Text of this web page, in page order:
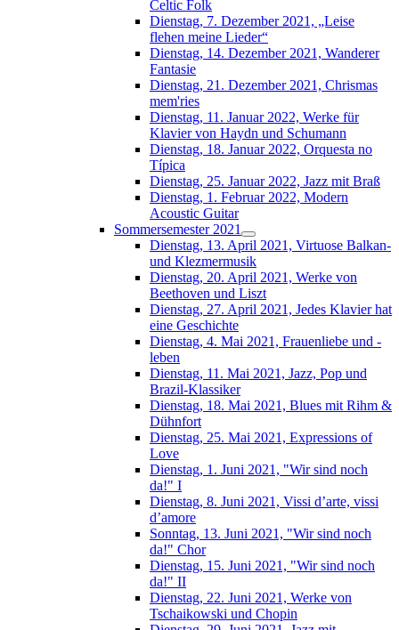
Celtic Folk
Dienstag, 7. Dezember 2021, „Leise
flehen meine Lieder“
Dienstag, 14. Dezember 2021, Wanderer
Fantasie
Dienstag, 21. Dezember 2021, Chrismas
mem'ries
Dienstag, 11. Januar 2022, Werke für
Klavier von Haydn und Schumann
Dienstag, 18. Januar 2022, Orquesta no
Típica
Dienstag, 25. Januar 2022, Jazz mit Braß
Dienstag, 1. Februar 2022, Modern
Acoustic Guitar
Sommersemester 2021
Dienstag, 13. April 2021, Virtuose Balkan-
und Klezmermusik
Dienstag, 20. April 2021, Werke von
Beethoven und Liszt
Dienstag, 27. April 2021, Jedes Klavier hat
eine Geschichte
Dienstag, 4. Mai 2021, Frauenliebe und -
leben
Dienstag, 11. Mai 2021, Jazz, Pop und
Brazil-Klassiker
Dienstag, 18. Mai 2021, Blues mit Rihm &
Dühnfort
Dienstag, 25. Mai 2021, Expressions of
Love
Dienstag, 1. Juni 2021, "Wir sind noch
da!" I
Dienstag, 8. Juni 2021, Vissi d’arte, vissi
d’amore
Sonntag, 13. Juni 2021, "Wir sind noch
da!" Chor
Dienstag, 15. Juni 2021, "Wir sind noch
da!" II
Dienstag, 22. Juni 2021, Werke von
Tschaikowski und Chopin